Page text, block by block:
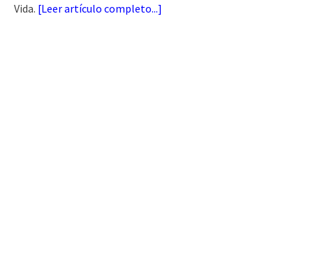
Vida. [Leer artículo completo...]